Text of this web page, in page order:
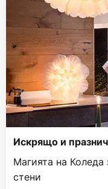
Искрящо и
Магията на
стени